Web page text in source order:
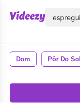
Dom Pôr Do Sol